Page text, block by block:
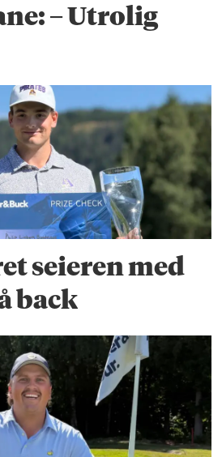
– Utrolig
seieren med
back